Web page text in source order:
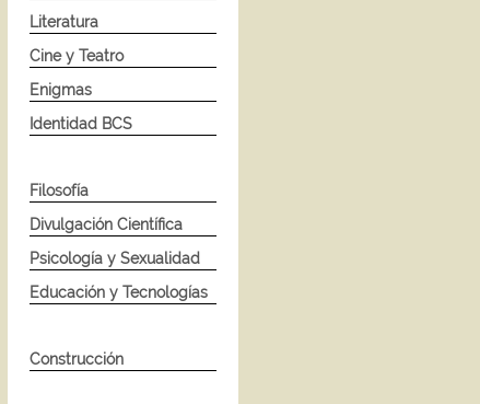
Literatura
Cine y Teatro
Enigmas
Identidad BCS
Filosofía
Divulgación Científica
Psicología y Sexualidad
Educación y Tecnologías
Construcción